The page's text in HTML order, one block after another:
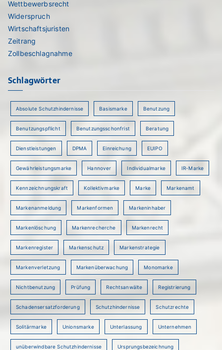
Wettbewerbsrecht
Widerspruch
Wirtschaftsjuristen
Zeitrang
Zollbeschlagnahme
Schlagwörter
Absolute Schutzhindernisse Basismarke Benutzung
Benutzungspflicht Benutzungsschonfrist Beratung
Dienstleistungen DPMA Einreichung EUIPO
Gewährleistungsmarke Hannover Individualmarke IR-Marke
Kennzeichnungskraft Kollektivmarke Marke Markenamt
Markenanmeldung Markenformen Markeninhaber
Markenlöschung Markenrecherche Markenrecht
Markenregister Markenschutz Markenstrategie
Markenverletzung Markenüberwachung Monomarke
Nichtbenutzung Prüfung Rechtsanwälte Registrierung
Schadensersatzforderung Schutzhindernisse Schutzrechte
Solitärmarke Unionsmarke Unterlassung Unternehmen
unüberwindbare Schutzhindernisse Ursprungsbezeichnung